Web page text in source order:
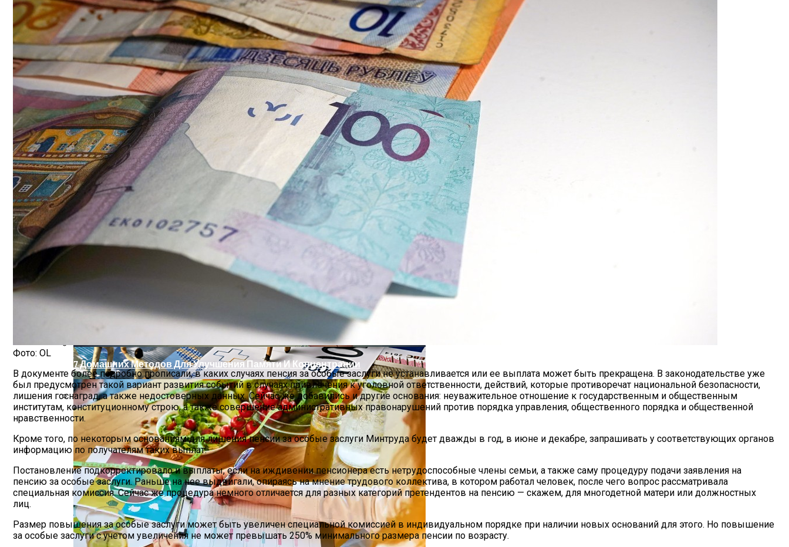
Нацбанк Советует Банкам Активнее Привлекать «длинные» Вклады В Рублях
Тайвань Снова Расширил Ограничения На Ввоз Товаров В Беларусь И Россию
Как Грамотно Начать Карьеру Молодым Специалистам
Какие Навыки Станут Ключевыми Через 10 Лет И Как Подготовиться К Ним Сегодня
Hyundai Santa Fe: Мощное Сочетание Традиций И Новаций При Расходе 6 Л На «сотню»
Какие Кредиты Дают В Беларуси На Китайские Автомобили
Шипы Или Липучка? Что Выбрать В Условиях Российской Зимы?
Безлактозное Молоко — Обычное Молоко Или Хорошая Альтернатива?
7 Домашних Методов Для Улучшения Памяти И Концентрации
Фото: OL
В документе более подробно прописали, в каких случаях пенсия за особые заслуги не устанавливается или ее выплата может быть прекращена. В законодательстве уже
был предусмотрен такой вариант развития событий в случаях привлечения к уголовной ответственности, действий, которые противоречат национальной безопасности,
лишения госнаград, а также недостоверных данных. Сейчас же добавились и другие основания: неуважительное отношение к государственным и общественным
институтам, конституционному строю, а также совершение административных правонарушений против порядка управления, общественного порядка и общественной
нравственности.
Кроме того, по некоторым основаниям для лишения пенсии за особые заслуги Минтруда будет дважды в год, в июне и декабре, запрашивать у соответствующих органов
информацию по получателям таких выплат.
Постановление подкорректировало и выплаты, если на иждивении пенсионера есть нетрудоспособные члены семьи, а также саму процедуру подачи заявления на
пенсию за особые заслуги. Раньше на нее выдвигали, опираясь на мнение трудового коллектива, в котором работал человек, после чего вопрос рассматривала
специальная комиссия. Сейчас же процедура немного отличается для разных категорий претендентов на пенсию — скажем, для многодетной матери или должностных
лиц.
Размер повышения за особые заслуги может быть увеличен специальной комиссией в индивидуальном порядке при наличии новых оснований для этого. Но повышение
за особые заслуги с учетом увеличения не может превышать 250% минимального размера пенсии по возрасту.